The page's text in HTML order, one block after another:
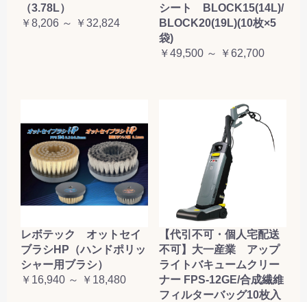
（3.78L）
￥8,206 ～ ￥32,824
シート BLOCK15(14L)/
BLOCK20(19L)(10枚×5
袋)
￥49,500 ～ ￥62,700
レボテック オットセイ
ブラシHP（ハンドポリッ
シャー用ブラシ）
￥16,940 ～ ￥18,480
【代引不可・個人宅配送
不可】大一産業 アップ
ライトバキュームクリー
ナー FPS-12GE/合成繊維
フィルターバッグ10枚入